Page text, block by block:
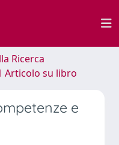
Ricerca
Articolo su libro
e